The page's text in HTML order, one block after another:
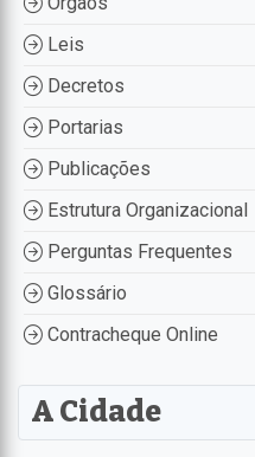
Leis
Decretos
Portarias
Publicações
Estrutura Organizacional
Perguntas Frequentes
Glossário
Contracheque Online
A Cidade